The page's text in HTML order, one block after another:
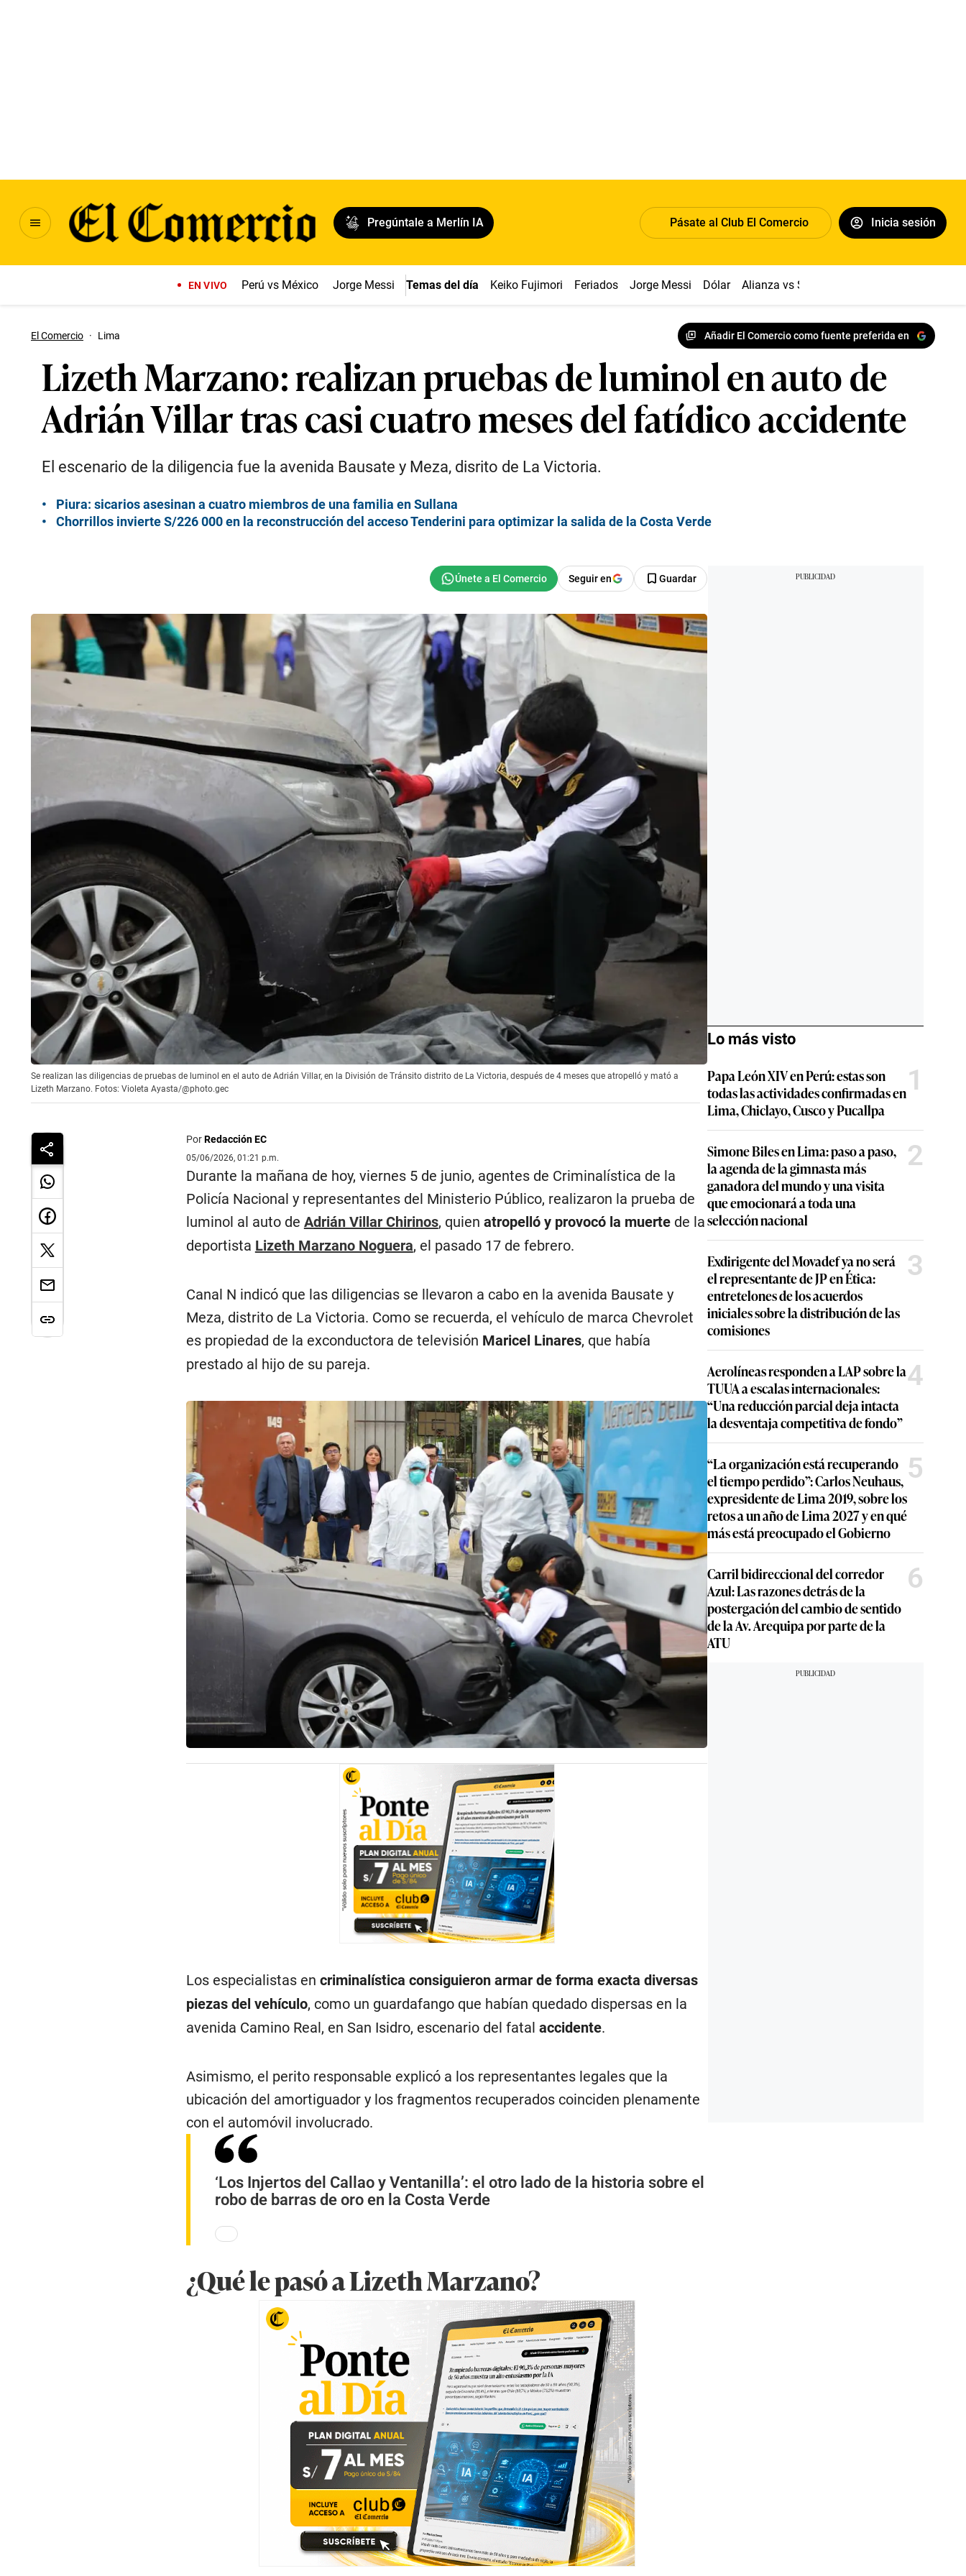
Pregúntale a Merlín IA Pásate al Club El Comercio Inicia sesión
EN VIVO Perú vs México Jorge Messi Temas del día Keiko Fujimori Feriados Jorge Messi Dólar Alianza vs Sport Boys
El Comercio · Lima Añadir El Comercio como fuente preferida en
Lizeth Marzano: realizan pruebas de luminol en auto de
Adrián Villar tras casi cuatro meses del fatídico accidente
El escenario de la diligencia fue la avenida Bausate y Meza, disrito de La Victoria.
Piura: sicarios asesinan a cuatro miembros de una familia en Sullana
Chorrillos invierte S/226 000 en la reconstrucción del acceso Tenderini para optimizar la salida de la Costa Verde
Seguir en Guardar
Se realizan las diligencias de pruebas de luminol en el auto de Adrián Villar, en la División de Tránsito distrito de La Victoria, después de 4 meses que atropelló y mató a
Lizeth Marzano. Fotos: Violeta Ayasta/@photo.gec
PorRedacción EC
05/06/2026, 01:21 p.m.
Durante la mañana de hoy, viernes 5 de junio, agentes de Criminalística de la
Policía Nacional y representantes del Ministerio Público, realizaron la prueba de
luminol al auto de Adrián Villar Chirinos, quien atropelló y provocó la muertede la
deportista Lizeth Marzano Noguera, el pasado 17 de febrero.
Canal N indicó que las diligencias se llevaron a cabo en la avenida Bausate y
Meza, distrito de La Victoria. Como se recuerda, el vehículo de marca Chevrolet
es propiedad de la exconductora de televisión Maricel Linares, que había
prestado al hijo de su pareja.
Los especialistas en criminalística consiguieron armar de forma exacta diversas
piezas del vehículo, como un guardafango que habían quedado dispersas en la
avenida Camino Real, en San Isidro, escenario del fatal accidente.
Asimismo, el perito responsable explicó a los representantes legales que la
ubicación del amortiguador y los fragmentos recuperados coinciden plenamente
con el automóvil involucrado.
‘Los Injertos del Callao y Ventanilla’: el otro lado de la historia sobre el
robo de barras de oro en la Costa Verde
¿Qué le pasó a Lizeth Marzano?
Lo más visto
Papa León XIV en Perú: estas son
todas las actividades confirmadas en
Lima, Chiclayo, Cusco y Pucallpa
1
Simone Biles en Lima: paso a paso,
la agenda de la gimnasta más
ganadora del mundo y una visita
que emocionará a toda una
selección nacional
2
Exdirigente del Movadef ya no será
el representante de JP en Ética:
entretelones de los acuerdos
iniciales sobre la distribución de las
comisiones
3
Aerolíneas responden a LAP sobre la
TUUA a escalas internacionales:
“Una reducción parcial deja intacta
la desventaja competitiva de fondo”
4
“La organización está recuperando
el tiempo perdido”: Carlos Neuhaus,
expresidente de Lima 2019, sobre los
retos a un año de Lima 2027 y en qué
más está preocupado el Gobierno
5
Carril bidireccional del corredor
Azul: Las razones detrás de la
postergación del cambio de sentido
de la Av. Arequipa por parte de la
ATU
6